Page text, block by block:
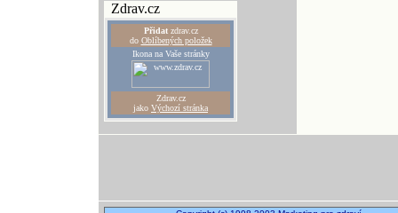
Zdrav.cz
Přidatzdrav.cz
do Oblíbených položek
Ikona na Vaše stránky
Zdrav.cz
jako Výchozí stránka